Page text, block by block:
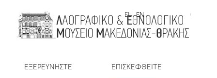
EL
EN | TR | BU | RO
ΕΞΕΡΕΥΝΗΣΤΕ ΕΠΙΣΚΕΦΘΕΙΤΕ